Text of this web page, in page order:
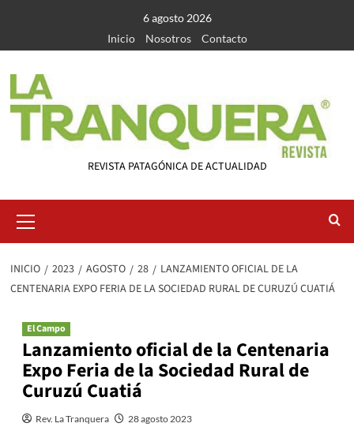
contenido
6 agosto 2026
Inicio
Nosotros Contacto
REVISTA PATAGÓNICA DE ACTUALIDAD
primario
INICIO 2023 AGOSTO 28
LANZAMIENTO OFICIAL DE LA
CENTENARIA EXPO FERIA DE LA SOCIEDAD RURAL DE CURUZÚ CUATIÁ
El Campo
Lanzamiento oficial de la Centenaria
Expo Feria de la Sociedad Rural de
Curuzú Cuatiá
Rev. La Tranquera 28 agosto 2023